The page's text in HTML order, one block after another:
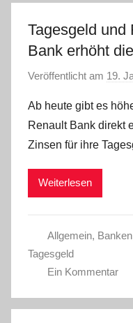
Tagesgeld und
Bank erhöht
Veröffentlicht am 19.
Ab heute gibt es
Renault Bank direkt
Zinsen für ihre
Weiterlesen
Allgemein, Banken
Tagesgeld
Ein Kommentar